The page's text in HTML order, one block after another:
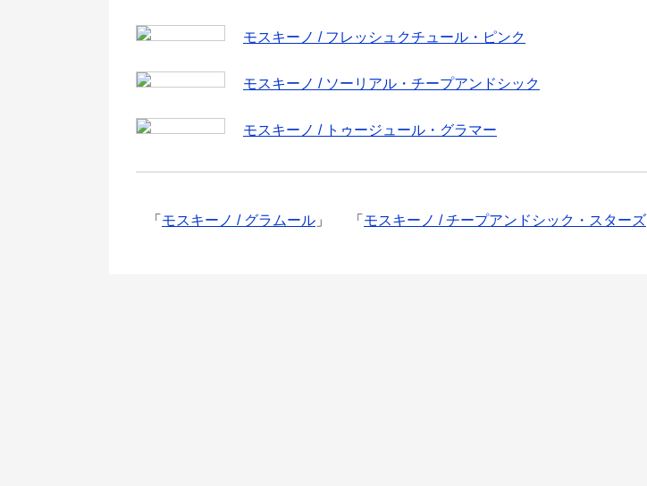
モスキーノ / フレッシュクチュール・ピンク
モスキーノ / ソーリアル・チープアンドシック
モスキーノ / トゥージュール・グラマー
「 モスキーノ / チープアンドシック・スターズ
「 モスキーノ / グラムール 」